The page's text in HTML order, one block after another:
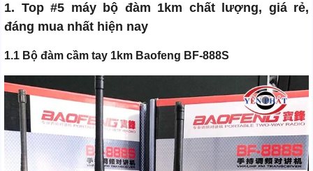
1. Top #5 máy bộ đàm 1km chất lượng, giá rẻ,
đáng mua nhất hiện nay
1.1 Bộ đàm cầm tay 1km Baofeng BF-888S